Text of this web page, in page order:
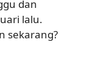
dan
lalu.
sekarang?